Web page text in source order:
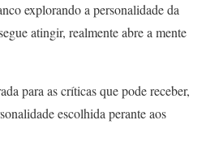
explorando a personalidade da
atingir, realmente abre a mente
para as críticas que pode receber,
escolhida perante aos